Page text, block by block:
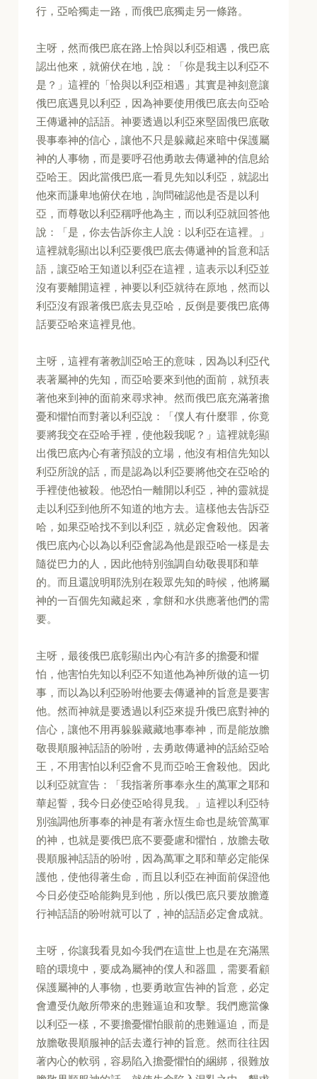
行，亞哈獨走一路，而俄巴底獨走另一條路。
主呀，然而俄巴底在路上恰與以利亞相遇，俄巴底
認出他來，就俯伏在地，說：「你是我主以利亞不
是？」這裡的「恰與以利亞相遇」其實是神刻意讓
俄巴底遇見以利亞，因為神要使用俄巴底去向亞哈
王傳遞神的話語。神要透過以利亞來堅固俄巴底敬
畏事奉神的信心，讓他不只是躲藏起來暗中保護屬
神的人事物，而是要呼召他勇敢去傳遞神的信息給
亞哈王。因此當俄巴底一看見先知以利亞，就認出
他來而謙卑地俯伏在地，詢問確認他是否是以利
亞，而尊敬以利亞稱呼他為主，而以利亞就回答他
說：「是，你去告訴你主人說：以利亞在這裡。」
這裡就彰顯出以利亞要俄巴底去傳遞神的旨意和話
語，讓亞哈王知道以利亞在這裡，這表示以利亞並
沒有要離開這裡，神要以利亞就待在原地，然而以
利亞沒有跟著俄巴底去見亞哈，反倒是要俄巴底傳
話要亞哈來這裡見他。
主呀，這裡有著教訓亞哈王的意味，因為以利亞代
表著屬神的先知，而亞哈要來到他的面前，就預表
著他來到神的面前來尋求神。然而俄巴底充滿著擔
憂和懼怕而對著以利亞說：「僕人有什麼罪，你竟
要將我交在亞哈手裡，使他殺我呢？」這裡就彰顯
出俄巴底內心有著預設的立場，他沒有相信先知以
利亞所說的話，而是認為以利亞要將他交在亞哈的
手裡使他被殺。他恐怕一離開以利亞，神的靈就提
走以利亞到他所不知道的地方去。這樣他去告訴亞
哈，如果亞哈找不到以利亞，就必定會殺他。因著
俄巴底內心以為以利亞會認為他是跟亞哈一樣是去
隨從巴力的人，因此他特別強調自幼敬畏耶和華
的。而且還說明耶洗別在殺眾先知的時候，他將屬
神的一百個先知藏起來，拿餅和水供應著他們的需
要。
主呀，最後俄巴底彰顯出內心有許多的擔憂和懼
怕，他害怕先知以利亞不知道他為神所做的這一切
事，而以為以利亞吩咐他要去傳遞神的旨意是要害
他。然而神就是要透過以利亞來提升俄巴底對神的
信心，讓他不用再躲躲藏藏地事奉神，而是能放膽
敬畏順服神話語的吩咐，去勇敢傳遞神的話給亞哈
王，不用害怕以利亞會不見而亞哈王會殺他。因此
以利亞就宣告：「我指著所事奉永生的萬軍之耶和
華起誓，我今日必使亞哈得見我。」這裡以利亞特
別強調他所事奉的神是有著永恆生命也是統管萬軍
的神，也就是要俄巴底不要憂慮和懼怕，放膽去敬
畏順服神話語的吩咐，因為萬軍之耶和華必定能保
護他，使他得著生命，而且以利亞在神面前保證他
今日必使亞哈能夠見到他，所以俄巴底只要放膽遵
行神話語的吩咐就可以了，神的話語必定會成就。
主呀，你讓我看見如今我們在這世上也是在充滿黑
暗的環境中，要成為屬神的僕人和器皿，需要看顧
保護屬神的人事物，也要勇敢宣告神的旨意，必定
會遭受仇敵所帶來的患難逼迫和攻擊。我們應當像
以利亞一樣，不要擔憂懼怕眼前的患難逼迫，而是
放膽敬畏順服神的話去遵行神的旨意。然而往往因
著內心的軟弱，容易陷入擔憂懼怕的綑綁，很難放